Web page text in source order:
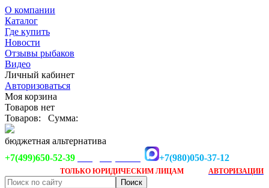
О компании
Каталог
Где купить
Новости
Отзывы рыбаков
Видео
Личный кабинет
Авторизоваться
Моя корзина
Товаров нет
Товаров:
Сумма:
бюджетная альтернатива
+7(499)650-52-39
+7(980)050-37-12
ТОЛЬКО ЮРИДИЧЕСКИМ ЛИЦАМ АВТОРИЗАЦИИ